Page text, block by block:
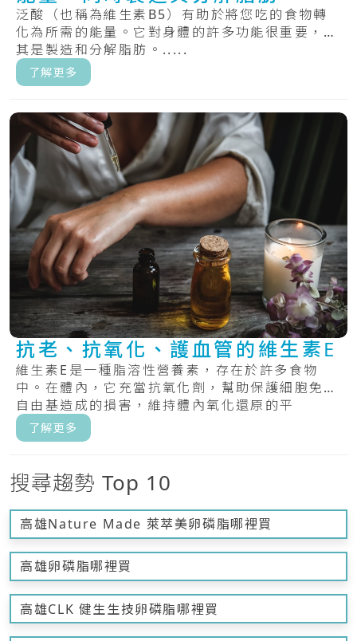
泛酸（也稱為維生素B5）有助於將您吃的食物轉
化為所需的能量。它對身體的許多功能很重要，尤
其是製造和分解脂肪。.....
了解更多
抗老、抗氧化、護血管的維生素E
維生素E是一種脂溶性營養素，存在於許多食物
中。在體內，它充當抗氧化劑，幫助保護細胞免受
自由基造成的損害，維持體內氧化還原的平
衡。.....
了解更多
搜尋趨勢 Top 10
高雄Nature Made 萊萃美卵磷脂哪裡買
高雄卵磷脂哪裡買
高雄CLK 健生生技卵磷脂哪裡買